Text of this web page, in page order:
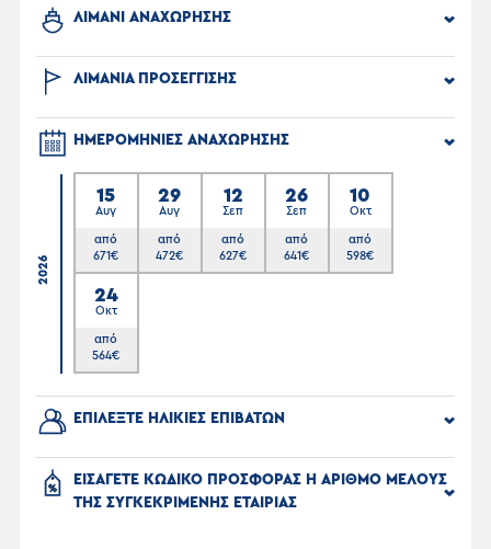
ΛΙΜΑΝΙ ΑΝΑΧΩΡΗΣΗΣ
ΛΙΜΑΝΙΑ ΠΡΟΣΕΓΓΙΣΗΣ
ΗΜΕΡΟΜΗΝΙΕΣ ΑΝΑΧΩΡΗΣΗΣ
2026
15
Αυγ
από
671€
29
Αυγ
από
472€
12
Σεπ
από
627€
26
Σεπ
από
641€
10
Οκτ
από
598€
24
Οκτ
από
564€
ΕΠΙΛΕΞΤΕ ΗΛΙΚΙΕΣ ΕΠΙΒΑΤΩΝ
ΕΙΣΑΓΕΤΕ ΚΩΔΙΚΟ ΠΡΟΣΦΟΡΑΣ Η ΑΡΙΘΜΟ ΜΕΛΟΥΣ
ΤΗΣ ΣΥΓΚΕΚΡΙΜΕΝΗΣ ΕΤΑΙΡΙΑΣ